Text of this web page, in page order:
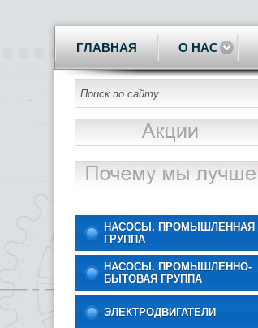
ГЛАВНАЯ О НАС
НАСОСЫ. ПРОМЫШЛЕННАЯ
ГРУППА
НАСОСЫ. ПРОМЫШЛЕННО-
БЫТОВАЯ ГРУППА
ЭЛЕКТРОДВИГАТЕЛИ